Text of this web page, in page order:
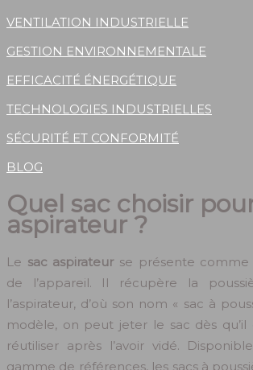
VENTILATION INDUSTRIELLE
GESTION ENVIRONNEMENTALE
EFFICACITÉ ÉNERGÉTIQUE
TECHNOLOGIES INDUSTRIELLES
SÉCURITÉ ET CONFORMITÉ
BLOG
Quel sac choisir
aspirateur ?
Le sac aspirateurse présente
de l’appareil. Il récupère la
l’aspirateur, d’où son nom « sac à
modèle, on peut jeter le sac dès
réutiliser après l’avoir vidé.
gamme de références, les sacs à